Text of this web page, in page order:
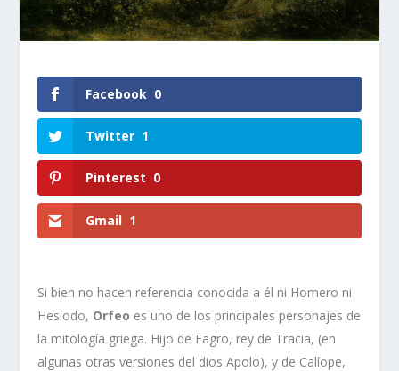
Facebook 0
Twitter 1
Pinterest 0
Gmail 1
Si bien no hacen referencia conocida a él ni Homero ni
Hesíodo, Orfeo es uno de los principales personajes de
la mitología griega. Hijo de Eagro, rey de Tracia, (en
algunas otras versiones del dios Apolo), y de Calíope,